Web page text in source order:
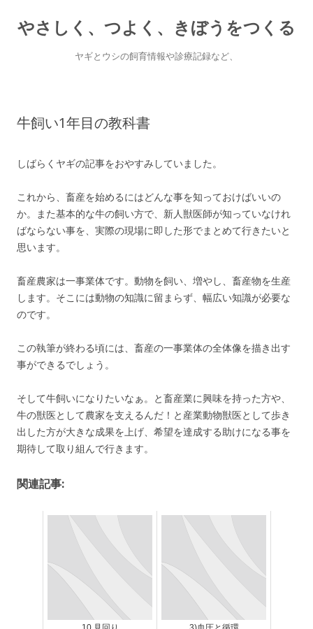
やさしく、つよく、きぼうをつくる
ヤギとウシの飼育情報や診療記録など、
牛飼い1年目の教科書
しばらくヤギの記事をおやすみしていました。
これから、畜産を始めるにはどんな事を知っておけばいいの
か。また基本的な牛の飼い方で、新人獣医師が知っていなけれ
ばならない事を、実際の現場に即した形でまとめて行きたいと
思います。
畜産農家は一事業体です。動物を飼い、増やし、畜産物を生産
します。そこには動物の知識に留まらず、幅広い知識が必要な
のです。
この執筆が終わる頃には、畜産の一事業体の全体像を描き出す
事ができるでしょう。
そして牛飼いになりたいなぁ。と畜産業に興味を持った方や、
牛の獣医として農家を支えるんだ！と産業動物獣医として歩き
出した方が大きな成果を上げ、希望を達成する助けになる事を
期待して取り組んで行きます。
関連記事: